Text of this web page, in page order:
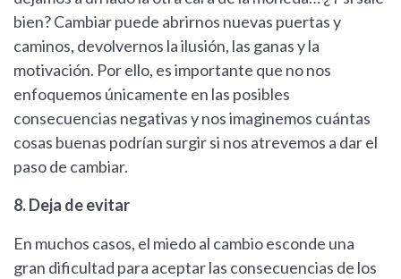
bien? Cambiar puede abrirnos nuevas puertas y
caminos, devolvernos la ilusión, las ganas y la
motivación. Por ello, es importante que no nos
enfoquemos únicamente en las posibles
consecuencias negativas y nos imaginemos cuántas
cosas buenas podrían surgir si nos atrevemos a dar el
paso de cambiar.
8. Deja de evitar
En muchos casos, el miedo al cambio esconde una
gran dificultad para aceptar las consecuencias de los